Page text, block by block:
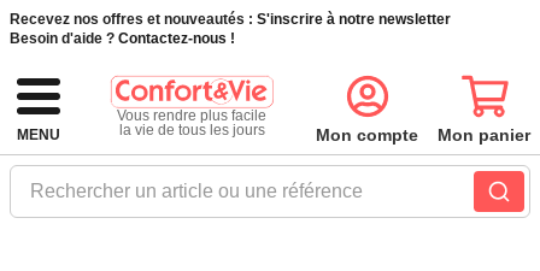
Recevez nos offres et nouveautés : S'inscrire à notre newsletter
Besoin d'aide ? Contactez-nous !
MENU
Vous rendre plus facile
la vie de tous les jours
Rechercher un article ou une référence
Mon compte Mon panier